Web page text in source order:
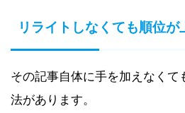
リライトしなくても順位が
その記事自体に手を加えなくて
法があります。